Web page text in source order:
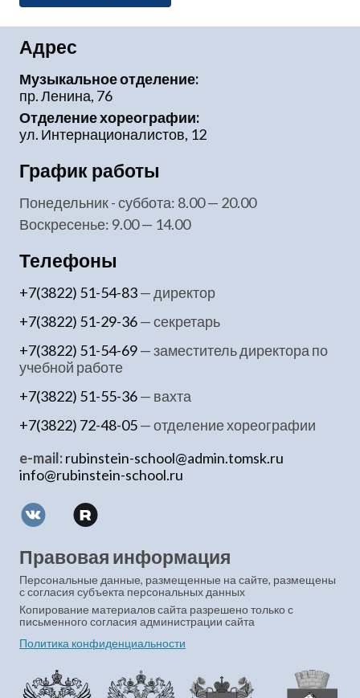
Адрес
Музыкальное отделение:
пр. Ленина, 76
Отделение хореографии:
ул. Интернационалистов, 12
График работы
понедельник - суббота: 8.00 — 20.00
воскресенье: 9.00 — 14.00
Телефоны
+7(3822) 51-54-83— директор
+7(3822) 51-29-36— секретарь
+7(3822) 51-54-69— заместитель директора по
учебной работе
+7(3822) 51-55-36— вахта
+7(3822) 72-48-05— отделение хореографии
e-mail:rubinstein-school@admin.tomsk.ru
info@rubinstein-school.ru
Правовая информация
Персональные данные, размещенные на сайте, размещены
с согласия субъекта персональных данных
Копирование материалов сайта разрешено только с
письменного согласия администрации сайта
Политика конфиденциальности